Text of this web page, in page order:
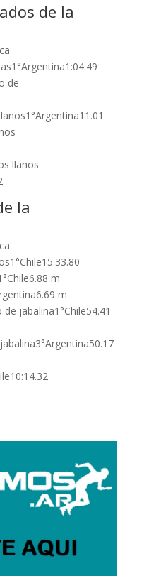
de la
de
llanos
la
m
m
jabalina1°Chile54.41